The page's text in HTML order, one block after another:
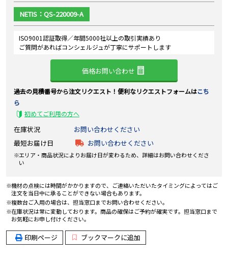
NETIS：QS-220009-A
ISO9001認証取得／年間5000社以上の取引実績あり
ご質問があればコンシェルジュが丁寧にサポートします
価格お問い合わせ
過去の見積番号から注文リクエスト！便利なリクエストフォームはこち
ら
初めてご利用の方へ
在庫状況
お問い合わせください
最短お届け日
お問い合わせください
エリア・商品状況によりお届け日が変わるため、詳細はお問い合わせくださ
い
機材の点検には時間がかかりますので、ご連絡いただいたタイミングによってはご
注文を当日中に承ることができない場合もあります。
複数台ご入用の場合は、担当窓口までお問い合わせください。
在庫状況は常に変動しております。商品の確保はご予約が確実です。担当窓口まで
お気軽にお申し付けください。
印刷ページ ブックマークに追加